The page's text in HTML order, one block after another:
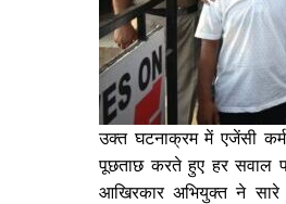
उक्त घटनाक्रम में एजेंसी
पूछताछ करते हुए हर सवाल
आखिरकार अभियुक्त ने